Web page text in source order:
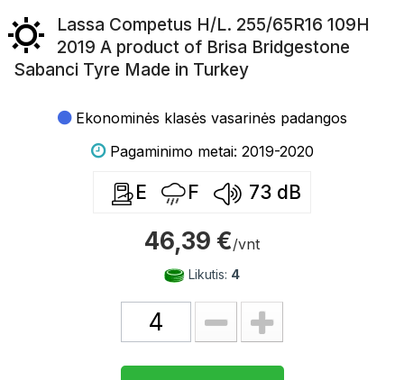
Lassa Competus H/L. 255/65R16 109H
2019 A product of Brisa Bridgestone
Sabanci Tyre Made in Turkey
Ekonominės klasės vasarinės padangos
Pagaminimo metai: 2019-2020
E F 73 dB
46,39 €/vnt
Likutis: 4